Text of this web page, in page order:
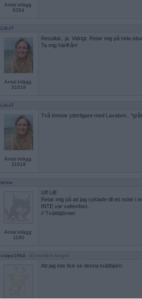
Antal inlägg:
8354
Lill-IT
Antal inlägg:
31618
Resultat.. ja. Vidrigt. Retar mig på hela
Ta mig härifrån!
Lill-IT
Antal inlägg:
31618
Två timmar ytterligare med Laxabon..
brina
Antal inlägg:
1160
Uff Lill!
Retar mig på att jag cyklade till ett möte i
INTE var vattenfast.
// Tvättbjörnen
volpe1964 - Ej medlem längre
Att jag inte fick se denna tvättbjörn.